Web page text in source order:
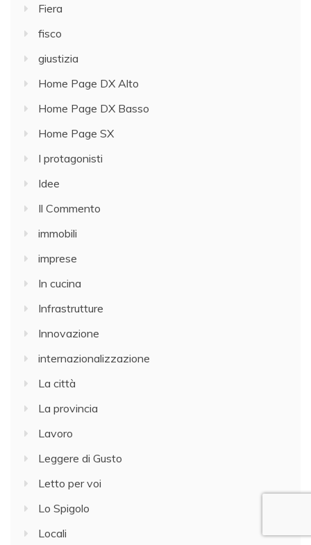
Fiera
fisco
giustizia
Home Page DX Alto
Home Page DX Basso
Home Page SX
I protagonisti
Idee
Il Commento
immobili
imprese
In cucina
Infrastrutture
Innovazione
internazionalizzazione
La città
La provincia
Lavoro
Leggere di Gusto
Letto per voi
Lo Spigolo
Locali